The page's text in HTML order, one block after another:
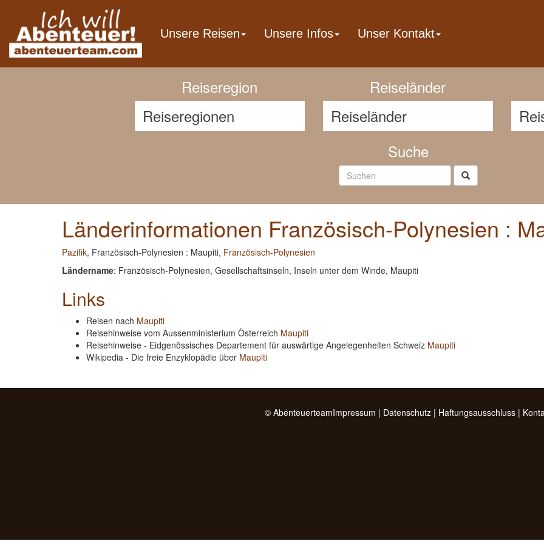
Previous
Reiseregion Reiseländer
Suche
Länderinformationen Französisch-Polynesien :
Pazifik, Französisch-Polynesien : Maupiti, Französisch-Polynesien
Ländername: Französisch-Polynesien, Gesellschaftsinseln, Inseln unter dem Winde, Maupiti
Links
Reisen nach Maupiti
Reisehinweise vom Aussenministerium Österreich Maupiti
Reisehinweise - Eidgenössisches Departement für auswärtige Angelegenheiten Schweiz Maupiti
Wikipedia - Die freie Enzyklopädie über Maupiti
© AbenteuerteamImpressum | Datenschutz| Haftungsausschluss|
Unsere Reisen Unsere Infos Unser Kontakt